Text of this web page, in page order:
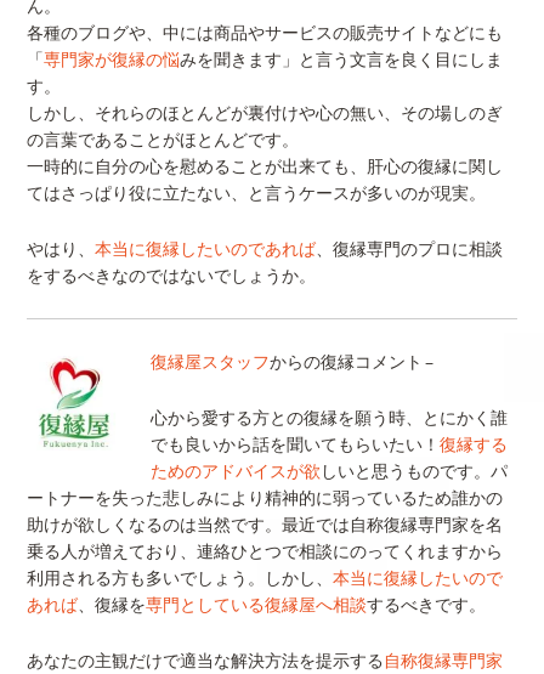
ん。
各種のブログや、中には商品やサービスの販売サイトなどにも
「専門家が復縁の悩みを聞きます」と言う文言を良く目にしま
す。
しかし、それらのほとんどが裏付けや心の無い、その場しのぎ
の言葉であることがほとんどです。
一時的に自分の心を慰めることが出来ても、肝心の復縁に関し
てはさっぱり役に立たない、と言うケースが多いのが現実。
やはり、 本当に復縁したいのであれば、復縁専門のプロに相談
をするべきなのではないでしょうか。
復縁屋スタッフからの復縁コメント –
心から愛する方との復縁を願う時、とにかく誰
でも良いから話を聞いてもらいたい！ 復縁する
ためのアドバイスが欲 しいと思うものです。パ
ートナーを失った悲しみにより精神的に弱っているため誰かの
助けが欲しくなるのは当然です。最近では自称復縁専門家を名
乗る人が増えており、連絡ひとつで相談にのってくれますから
利用される方も多いでしょう。しかし、 本当に復縁したいので
あれば、復縁を専門としている復縁屋へ相談するべきです。
あなたの主観だけで適当な解決方法を提示する 自称復縁専門家